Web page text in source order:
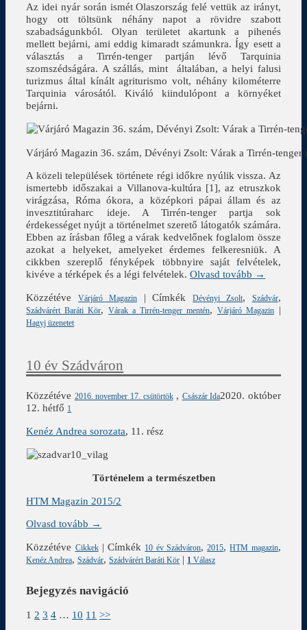
Az idei nyár során ismét Olaszország felé vettük az irányt,
hogy ott töltsünk néhány napot a rövidre szabott
szabadságunkból. Olyan területet akartunk a pihenés
mellett bejárni, ami eddig kimaradt számunkra. Így esett a
választás a Tirrén-tenger partján lévő Tarquinia
szomszédságára. A szállás, mint általában, a helyi falusi
turizmus által kínált agriturismo volt, néhány kilométerre
Tarquinia városától. Kiváló kiindulópont a környéket
bejárni.
Várjáró Magazin 36. szám, Dévényi Zsolt: Várak a Tirrén-tenger
A közeli települések története régi időkre nyúlik vissza. Az
ismertebb időszakai a Villanova-kultúra [1], az etruszkok
virágzása, Róma ókora, a középkori pápai állam és az
invesztitúraharc ideje. A Tirrén-tenger partja sok
érdekességet nyújt a történelmet szerető látogatók számára.
Ebben az írásban főleg a várak kedvelőnek foglalom össze
azokat a helyeket, amelyeket érdemes felkeresniük. A
cikkben szereplő fényképek többnyire saját felvételek,
kivéve a térképek és a légi felvételek.Olvasd tovább →
Közzétéve
Várjáró Magazin|Címkék Dévényi Zsolt, Szádvár,
Szádvárért Baráti Kör,Várak a Tirrén-tenger mentén, Várjáró Magazin|
Hagyj üzenetet
10 év Szádváron
Közzétéve 2016. november 17. csütörtök , Császár Ida2020. október
12. hétfő 1
Kenéz Andrea sorozata, 11. rész
Történelem a természetben
HTM Magazin 2015/2
Olvasd tovább →
Közzétéve Cikkek|Címkék 10 év Szádváron,2015,HTM magazin,
Kenéz Andrea,Szádvár,Szádvárért Baráti Kör | 1 Válasz
Bejegyzés navigáció
1 2 3 4 … 10 11 >>